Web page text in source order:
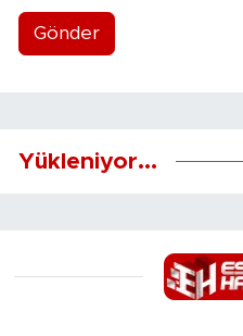
Gönder
Yükleniyor...